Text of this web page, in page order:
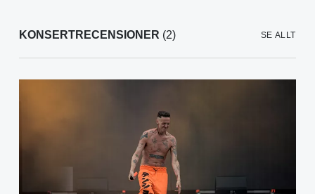
KONSERTRECENSIONER (2) SE ALLT